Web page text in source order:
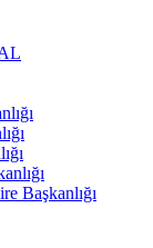
Başkanlığı